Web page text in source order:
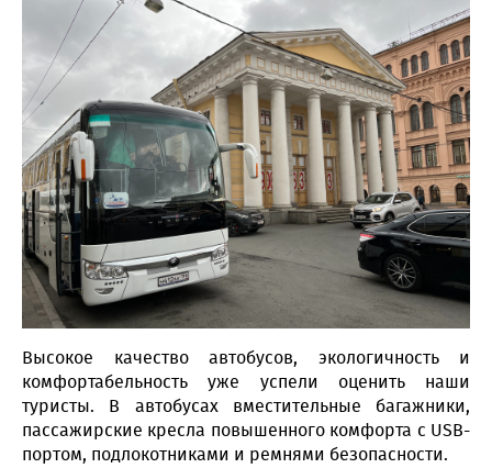
Высокое качество автобусов, экологичность и
комфортабельность уже успели оценить наши
туристы. В автобусах вместительные багажники,
пассажирские кресла повышенного комфорта с USB-
портом, подлокотниками и ремнями безопасности.